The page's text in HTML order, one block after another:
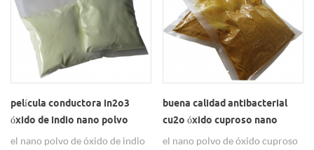
película conductora in2o3
óxido de indio nano polvo
el nano polvo de óxido de indio
buena calidad antibacterial
cu2o óxido cuproso nano
polvo precio
el nano polvo de óxido cuproso